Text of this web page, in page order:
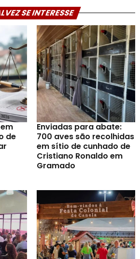
SE INTERESSE
de
Enviadas para abate:
700 aves são recolhidas
em sítio de cunhado de
Cristiano Ronaldo em
Gramado